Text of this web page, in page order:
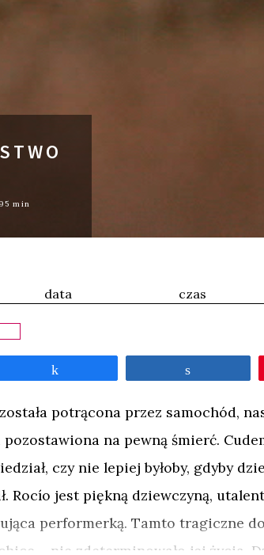
min
data czas
potrącona przez samochód,
na pewną śmierć.
czy nie lepiej byłoby, gdyby
Rocío jest piękną dziewczyną,
performerką. Tamto tragiczne
– nie zdeterminowało jej życia.